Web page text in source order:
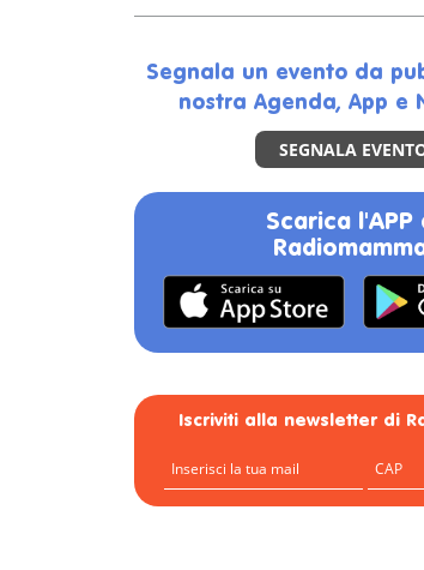
Segnala un evento da
nostra Agenda, App e
SEGNALA
Scarica l'APP
Iscriviti alla newsletter di